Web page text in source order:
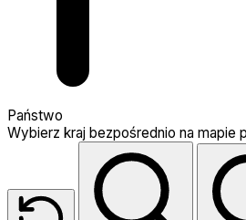
Państwo
Wybierz kraj bezpośrednio na mapie